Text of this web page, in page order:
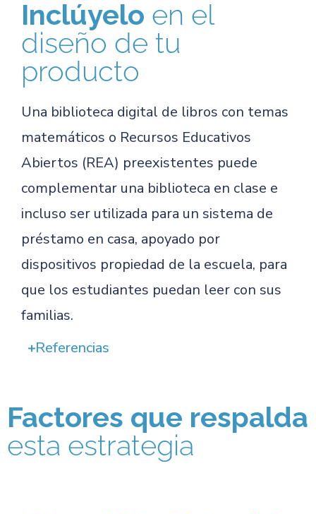
Inclúyelo en el
diseño de tu
producto
Una biblioteca digital de libros con temas
matemáticos o Recursos Educativos
Abiertos (REA) preexistentes puede
complementar una biblioteca en clase e
incluso ser utilizada para un sistema de
préstamo en casa, apoyado por
dispositivos propiedad de la escuela, para
que los estudiantes puedan leer con sus
familias.
Referencias
Factores que respalda
esta estrategia